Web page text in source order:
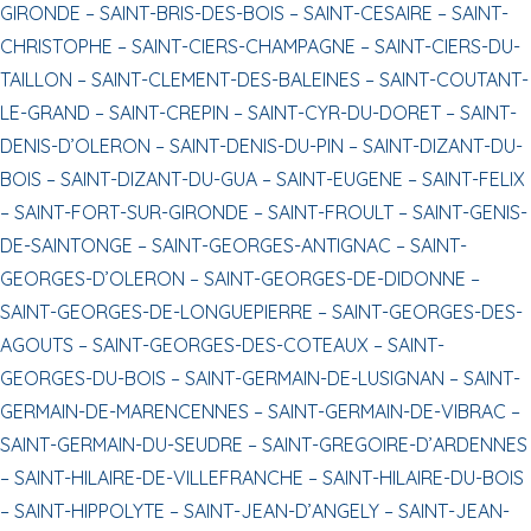
GIRONDE – SAINT-BRIS-DES-BOIS – SAINT-CESAIRE – SAINT-
CHRISTOPHE – SAINT-CIERS-CHAMPAGNE – SAINT-CIERS-DU-
TAILLON – SAINT-CLEMENT-DES-BALEINES – SAINT-COUTANT-
LE-GRAND – SAINT-CREPIN – SAINT-CYR-DU-DORET – SAINT-
DENIS-D’OLERON – SAINT-DENIS-DU-PIN – SAINT-DIZANT-DU-
BOIS – SAINT-DIZANT-DU-GUA – SAINT-EUGENE – SAINT-FELIX
– SAINT-FORT-SUR-GIRONDE – SAINT-FROULT – SAINT-GENIS-
DE-SAINTONGE – SAINT-GEORGES-ANTIGNAC – SAINT-
GEORGES-D’OLERON – SAINT-GEORGES-DE-DIDONNE –
SAINT-GEORGES-DE-LONGUEPIERRE – SAINT-GEORGES-DES-
AGOUTS – SAINT-GEORGES-DES-COTEAUX – SAINT-
GEORGES-DU-BOIS – SAINT-GERMAIN-DE-LUSIGNAN – SAINT-
GERMAIN-DE-MARENCENNES – SAINT-GERMAIN-DE-VIBRAC –
SAINT-GERMAIN-DU-SEUDRE – SAINT-GREGOIRE-D’ARDENNES
– SAINT-HILAIRE-DE-VILLEFRANCHE – SAINT-HILAIRE-DU-BOIS
– SAINT-HIPPOLYTE – SAINT-JEAN-D’ANGELY – SAINT-JEAN-